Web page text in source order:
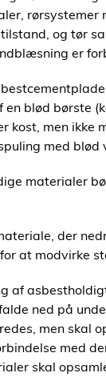
rørsystemer
og tør
er
blød børste
kost, men ikke
med blød
materialer
der
at modvirke
af
ned på
men skal
med
skal